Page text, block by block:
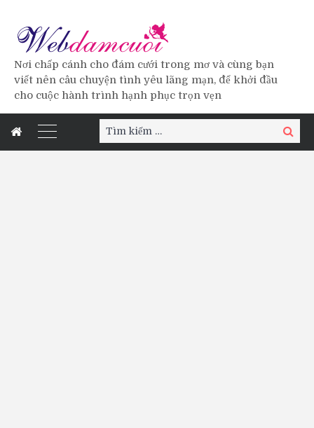
Nơi chấp cánh cho đám cưới trong mơ và cùng bạn
viết nên câu chuyện tình yêu lãng mạn, để khởi đầu
cho cuộc hành trình hạnh phục trọn vẹn
Tìm
kiếm:
Tìm
kiếm